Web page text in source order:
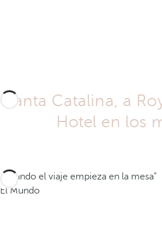
Santa Catalina, a
Hotel en los
"Cuando el viaje empieza en la mesa"
El Mundo